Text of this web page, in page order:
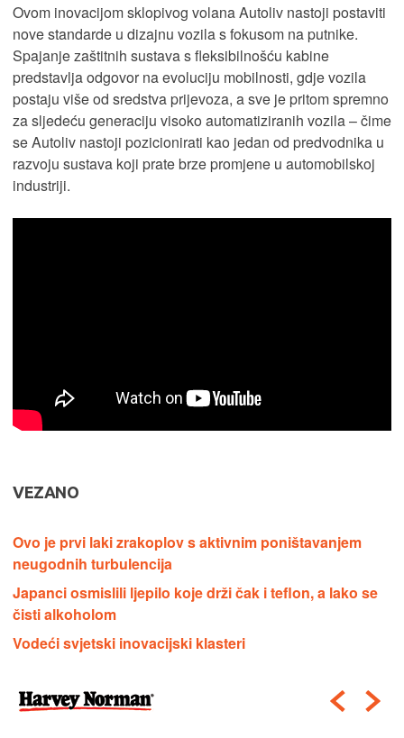
Ovom inovacijom sklopivog volana Autoliv nastoji postaviti
nove standarde u dizajnu vozila s fokusom na putnike.
Spajanje zaštitnih sustava s fleksibilnošću kabine
predstavlja odgovor na evoluciju mobilnosti, gdje vozila
postaju više od sredstva prijevoza, a sve je pritom spremno
za sljedeću generaciju visoko automatiziranih vozila – čime
se Autoliv nastoji pozicionirati kao jedan od predvodnika u
razvoju sustava koji prate brze promjene u automobilskoj
industriji.
VEZANO
Ovo je prvi laki zrakoplov s aktivnim poništavanjem
neugodnih turbulencija
Japanci osmislili ljepilo koje drži čak i teflon, a lako se
čisti alkoholom
Vodeći svjetski inovacijski klasteri